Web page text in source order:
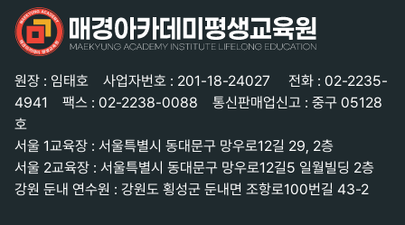
원장 : 임태호 사업자번호 : 201-18-24027
전화 : 02-2235-
4941
팩스 : 02-2238-0088
통신판매업신고 : 중구 05128
호
서울 1교육장 : 서울특별시 동대문구 망우로12길 29, 2층
서울 2교육장 : 서울특별시 동대문구 망우로12길5 일월빌딩 2층
강원 둔내 연수원 : 강원도 횡성군 둔내면 조항로100번길 43-2